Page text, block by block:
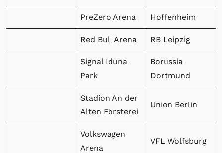
PreZero Arena Hoffenheim
Red Bull Arena RB Leipzig
Signal Iduna
Park
Borussia
Dortmund
Stadion An der
Alten Försterei
Union Berlin
Volkswagen
Arena
VFL Wolfsburg